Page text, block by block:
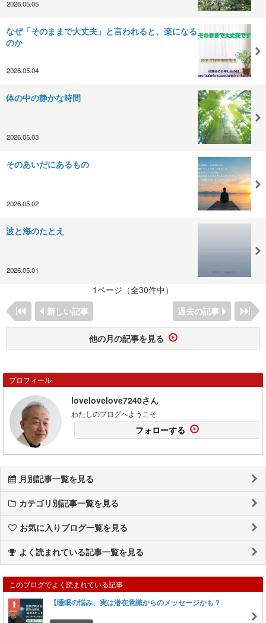
2026.05.05
なぜ「そのままで大丈夫」と言われると、楽になる
のか
2026.05.04
体の中の静かな時間
2026.05.03
そのあいだにあるもの
2026.05.02
波と海のたとえ
2026.05.01
1ページ（全30件中）
新しい記事
過去の記事
他の月の記事を見る
プロフィール
lovelovelove7240さん
わたしのブログへようこそ
フォローする
月別記事一覧を見る
カテゴリ別記事一覧を見る
お気に入りブログ一覧を見る
よく読まれている記事一覧を見る
このブログでよく読まれている記事
【睡眠の悩み、実は潜在意識からのメッセージかも？